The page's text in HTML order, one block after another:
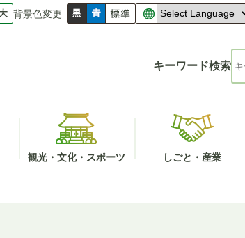
背景色変更
キーワード検索
観光・文化・スポーツ しごと・産業